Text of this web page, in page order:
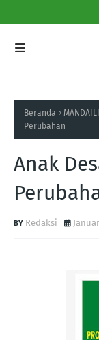
Beranda
Perubahan
Anak
Redaksi